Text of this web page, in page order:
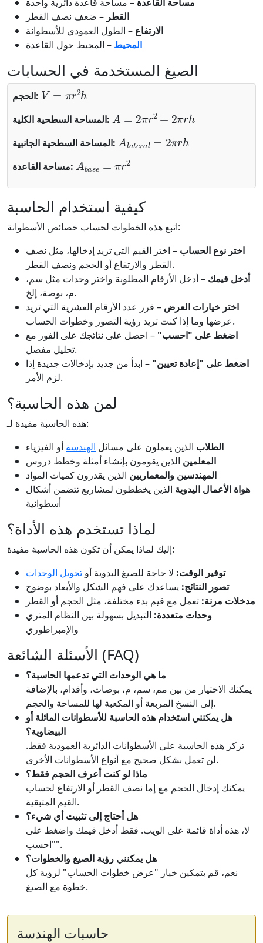
القطر – ضعف نصف القطر
الارتفاع – الطول العمودي للأسطوانة
المحيط – المحيط حول القاعدة
الصيغ المستخدمة في الحسابات
الحجم:
V=πr2h
المساحة السطحية الكلية:
A +
المساحة السطحية الجانبية:
A rh
مساحة القاعدة:
A r2
كيفية استخدام الحاسبة
اتبع هذه الخطوات لحساب خصائص الأسطوانة:
اختر نوع الحساب – اختر القيم التي تريد إدخالها، مثل نصف
القطر والارتفاع أو الحجم ونصف القطر.
أدخل قيمك – أدخل الأرقام المطلوبة واختر وحدات مثل سم،
م، بوصة، إلخ.
اختر خيارات العرض – قرر عدد الأرقام العشرية التي تريد
عرضها وما إذا كنت تريد رؤية التصور وخطوات الحساب.
اضغط على "احسب" – احصل على نتائجك على الفور مع
تحليل مفصل.
اضغط على "إعادة تعيين" – ابدأ من جديد بإدخالات جديدة إذا
لزم الأمر.
لمن هذه الحاسبة؟
هذه الحاسبة مفيدة لـ:
الطلاب الذين يعملون على مسائل الهندسة أو الفيزياء
المعلمين الذين يقومون بإنشاء أمثلة وخطط دروس
المهندسين والمعماريين الذين يقدرون كميات المواد
هواة الأعمال اليدوية الذين يخططون لمشاريع تتضمن أشكال
أسطوانية
لماذا تستخدم هذه الأداة؟
إليك لماذا يمكن أن تكون هذه الحاسبة مفيدة:
توفير الوقت: لا حاجة للصيغ اليدوية أو تحويل الوحدات
تصور النتائج: يساعدك على فهم الشكل والأبعاد بوضوح
مدخلات مرنة: تعمل مع قيم بدء مختلفة، مثل الحجم أو القطر
وحدات متعددة: التبديل بسهولة بين النظام المتري
والإمبراطوري
الأسئلة الشائعة (FAQ)
ما هي الوحدات التي تدعمها الحاسبة؟
يمكنك الاختيار من بين مم، سم، م، بوصات، وأقدام، بالإضافة
إلى النسخ المربعة أو المكعبة لها للمساحة والحجم.
هل يمكنني استخدام هذه الحاسبة للأسطوانات المائلة أو
البيضاوية؟
تركز هذه الحاسبة على الأسطوانات الدائرية العمودية فقط.
لن تعمل بشكل صحيح مع أنواع الأسطوانات الأخرى.
ماذا لو كنت أعرف الحجم فقط؟
يمكنك إدخال الحجم مع إما نصف القطر أو الارتفاع لحساب
القيم المتبقية.
هل أحتاج إلى تثبيت أي شيء؟
لا، هذه أداة قائمة على الويب. فقط أدخل قيمك واضغط على
"احسب".
هل يمكنني رؤية الصيغ والخطوات؟
نعم، قم بتمكين خيار "عرض خطوات الحساب" لرؤية كل
خطوة مع الصيغ.
حاسبات الهندسة